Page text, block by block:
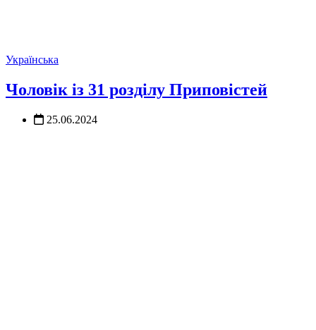
Українська
Чоловік із 31 розділу Приповістей
25.06.2024